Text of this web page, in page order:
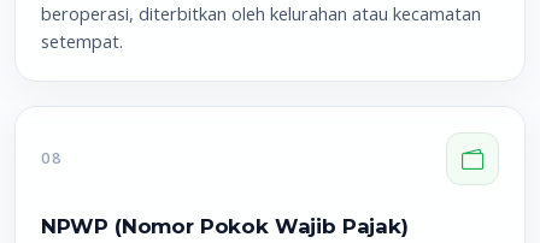
beroperasi, diterbitkan oleh kelurahan atau kecamatan
setempat.
08
NPWP (Nomor Pokok Wajib Pajak)